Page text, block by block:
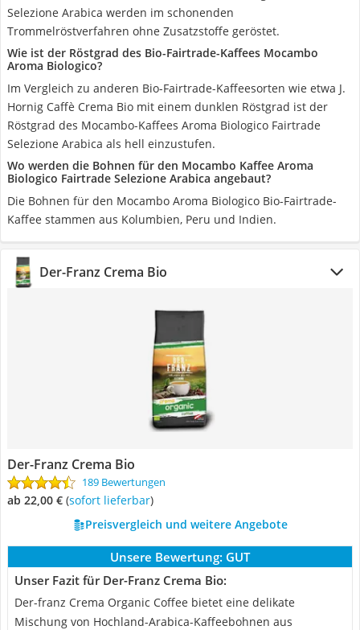
Selezione Arabica werden im schonenden
Trommelröstverfahren ohne Zusatzstoffe geröstet.
Wie ist der Röstgrad des Bio-Fairtrade-Kaffees Mocambo
Aroma Biologico?
Im Vergleich zu anderen Bio-Fairtrade-Kaffeesorten wie etwa J.
Hornig Caffè Crema Bio mit einem dunklen Röstgrad ist der
Röstgrad des Mocambo-Kaffees Aroma Biologico Fairtrade
Selezione Arabica als hell einzustufen.
Wo werden die Bohnen für den Mocambo Kaffee Aroma
Biologico Fairtrade Selezione Arabica angebaut?
Die Bohnen für den Mocambo Aroma Biologico Bio-Fairtrade-
Kaffee stammen aus Kolumbien, Peru und Indien.
Der-Franz Crema Bio
Der-Franz Crema Bio
189 Bewertungen
ab 22,00 € ( Sofort lieferbar)
Preisvergleich und weitere Angebote
Unsere Bewertung: GUT
Unser Fazit für Der-Franz Crema Bio:
Der-franz Crema Organic Coffee bietet eine delikate
Mischung von Hochland-Arabica-Kaffeebohnen aus